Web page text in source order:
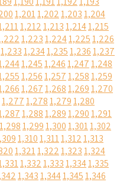
1,2011,2021,2031,204
1,2121,2131,2141,215
1,2231,2241,2251,226
1,2331,2341,2351,2361,237
1,2451,2461,2471,248
1,2561,2571,2581,259
1,2671,2681,2691,270
1,2771,2781,2791,280
1,2881,2891,2901,291
1,2981,2991,3001,3011,302
1,3101,3111,3121,313
1,3211,3221,3231,324
1,3321,3331,3341,335
1,3431,3441,3451,346